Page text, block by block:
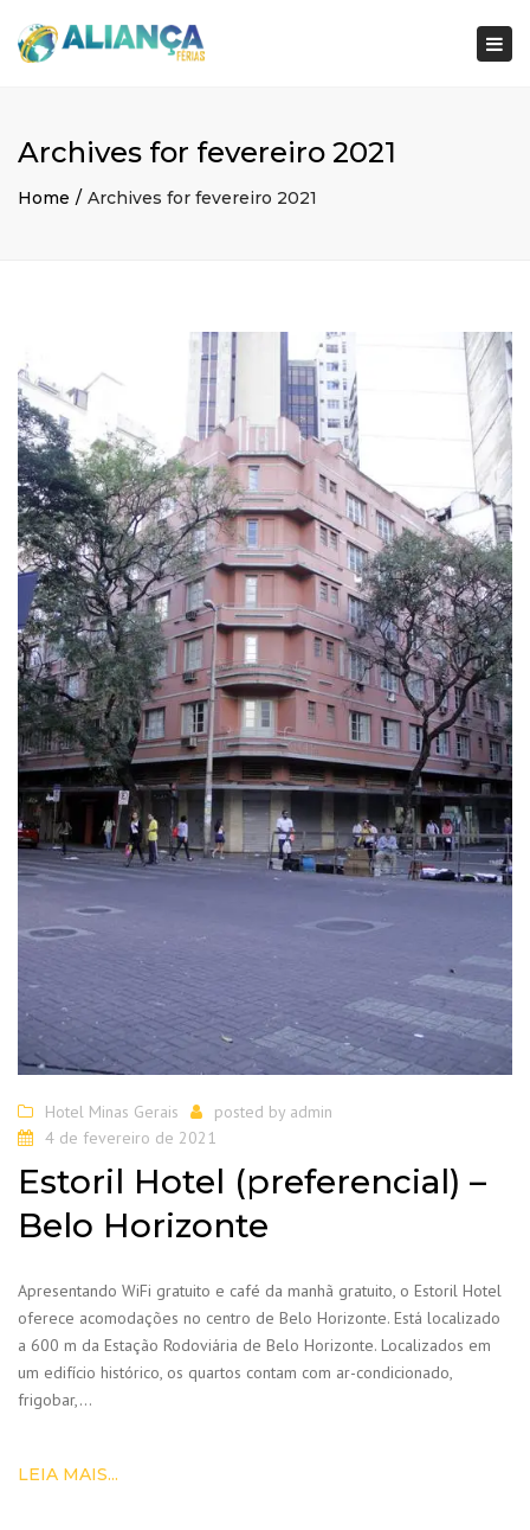
Archives for fevereiro 2021
Home Archives for fevereiro 2021
Hotel Minas Gerais posted by admin
4 de fevereiro de 2021
Estoril Hotel (preferencial) –
Belo Horizonte
Apresentando WiFi gratuito e café da manhã gratuito, o Estoril Hotel
oferece acomodações no centro de Belo Horizonte. Está localizado
a 600 m da Estação Rodoviária de Belo Horizonte. Localizados em
um edifício histórico, os quartos contam com ar-condicionado,
frigobar,…
LEIA MAIS...